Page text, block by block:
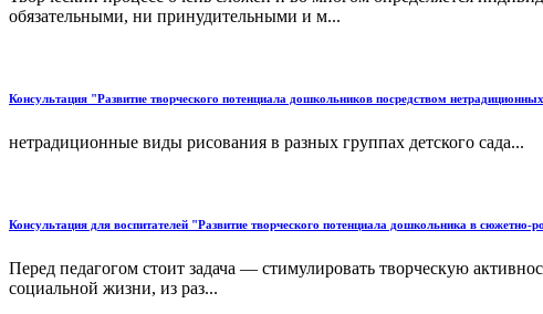
обязательными, ни принудительными и м...
Консультация "Развитие творческого потенциала дошкольников посредством
нетрадиционные виды рисования в разных группах детского сада...
Консультация для воспитателей "Развитие творческого потенциала дошкольника в сюжетно-
Перед педагогом стоит задача — стимулировать творческую
социальной жизни, из раз...